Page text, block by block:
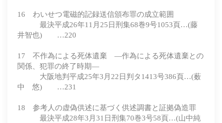
16 わいせつ電磁的記録送信頒布罪の成立範囲
最決平成26年11月25日刑集68巻9号1053頁…(藤
井智也) …220
17 不作為による死体遺棄 ―作為による死体遺棄との
関係、犯罪の終了時期―
大阪地判平成25年3月22日判タ1413号386頁…(薮
中 悠) …231
18 参考人の虚偽供述に基づく供述調書と証拠偽造罪
最決平成28年3月31日刑集70巻3号58頁…(山中純